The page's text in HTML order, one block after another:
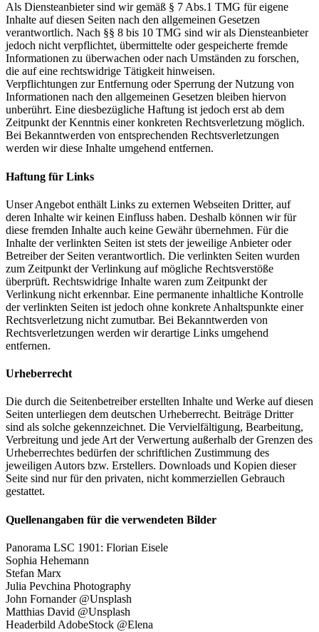
Als Diensteanbieter sind wir gemäß § 7 Abs.1 TMG für eigene
Inhalte auf diesen Seiten nach den allgemeinen Gesetzen
verantwortlich. Nach §§ 8 bis 10 TMG sind wir als Diensteanbieter
jedoch nicht verpflichtet, übermittelte oder gespeicherte fremde
Informationen zu überwachen oder nach Umständen zu forschen,
die auf eine rechtswidrige Tätigkeit hinweisen.
Verpflichtungen zur Entfernung oder Sperrung der Nutzung von
Informationen nach den allgemeinen Gesetzen bleiben hiervon
unberührt. Eine diesbezügliche Haftung ist jedoch erst ab dem
Zeitpunkt der Kenntnis einer konkreten Rechtsverletzung möglich.
Bei Bekanntwerden von entsprechenden Rechtsverletzungen
werden wir diese Inhalte umgehend entfernen.
Haftung für Links
Unser Angebot enthält Links zu externen Webseiten Dritter, auf
deren Inhalte wir keinen Einfluss haben. Deshalb können wir für
diese fremden Inhalte auch keine Gewähr übernehmen. Für die
Inhalte der verlinkten Seiten ist stets der jeweilige Anbieter oder
Betreiber der Seiten verantwortlich. Die verlinkten Seiten wurden
zum Zeitpunkt der Verlinkung auf mögliche Rechtsverstöße
überprüft. Rechtswidrige Inhalte waren zum Zeitpunkt der
Verlinkung nicht erkennbar. Eine permanente inhaltliche Kontrolle
der verlinkten Seiten ist jedoch ohne konkrete Anhaltspunkte einer
Rechtsverletzung nicht zumutbar. Bei Bekanntwerden von
Rechtsverletzungen werden wir derartige Links umgehend
entfernen.
Urheberrecht
Die durch die Seitenbetreiber erstellten Inhalte und Werke auf diesen
Seiten unterliegen dem deutschen Urheberrecht. Beiträge Dritter
sind als solche gekennzeichnet. Die Vervielfältigung, Bearbeitung,
Verbreitung und jede Art der Verwertung außerhalb der Grenzen des
Urheberrechtes bedürfen der schriftlichen Zustimmung des
jeweiligen Autors bzw. Erstellers. Downloads und Kopien dieser
Seite sind nur für den privaten, nicht kommerziellen Gebrauch
gestattet.
Quellenangaben für die verwendeten Bilder
Panorama LSC 1901: Florian Eisele
Sophia Hehemann
Stefan Marx
Julia Pevchina Photography
John Fornander @Unsplash
Matthias David @Unsplash
Headerbild AdobeStock @Elena